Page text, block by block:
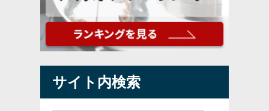
サイト内検索